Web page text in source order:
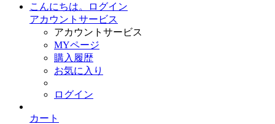
こんにちは。ログイン
アカウントサービス
アカウントサービス
MYページ
購入履歴
お気に入り
ログイン
カート